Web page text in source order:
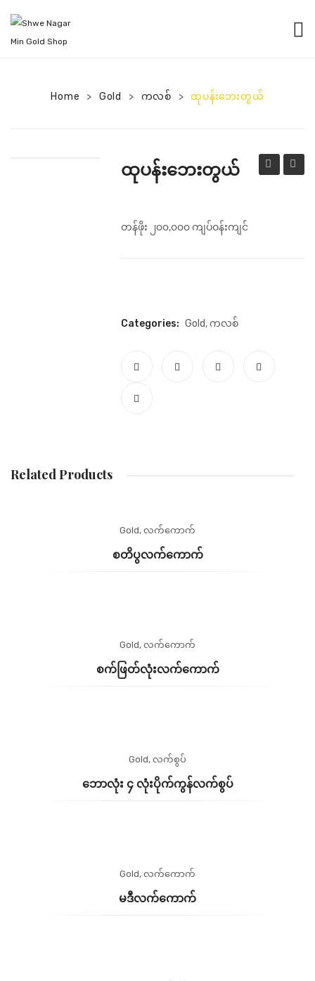
PRODUCTS
CONTACT US
Home > Gold > ကလစ် > ထုပန်းဘေးတွယ်
ထုပန်းဘေးတွယ်
တန်ဖိုး ၂၀၀,၀၀၀ ကျပ်ဝန်းကျင်
Categories: Gold,ကလစ်
Related Products
Gold, လက်ကောက်
စတိပွလက်ကောက်
Gold, လက်ကောက်
စက်ဖြတ်လုံးလက်ကောက်
Gold, လက်စွပ်
ဘောလုံး ၄ လုံးပိုက်ကွန်လက်စွပ်
Gold, လက်ကောက်
မဒီလက်ကောက်